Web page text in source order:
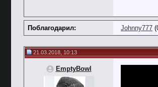
Поблагодарил: Johnny777
21.03.2018, 10:13
EmptyBowl